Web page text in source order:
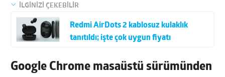
İLGİNİZİ ÇEKEBİLİR
Redmi AirDots 2 kablosuz kulaklık
tanıtıldı; işte çok uygun fiyatı
Google Chrome masaüstü sürümünden